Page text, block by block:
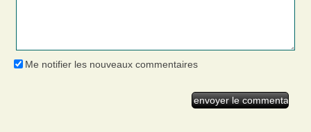
Me notifier les nouveaux commentaires